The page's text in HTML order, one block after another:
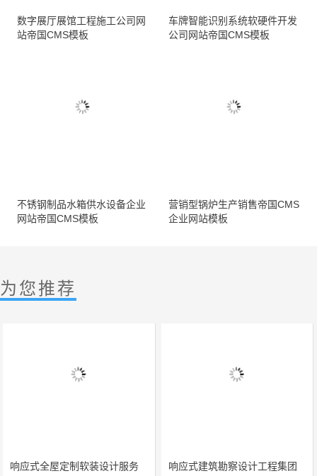
数字展厅展馆工程施工公司网
站帝国CMS模板
车牌智能识别系统软硬件开发
公司网站帝国CMS模板
不锈钢制品水箱供水设备企业
网站帝国CMS模板
营销型锅炉生产销售帝国CMS
企业网站模板
为您推荐
响应式全屋定制软装设计服务
响应式建筑勘察设计工程集团